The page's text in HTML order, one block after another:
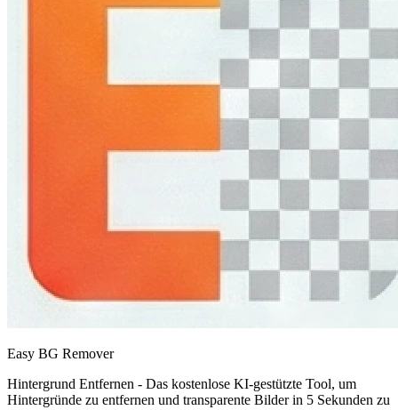
Easy BG Remover
Hintergrund Entfernen - Das kostenlose KI-gestützte Tool, um
Hintergründe zu entfernen und transparente Bilder in 5 Sekunden zu